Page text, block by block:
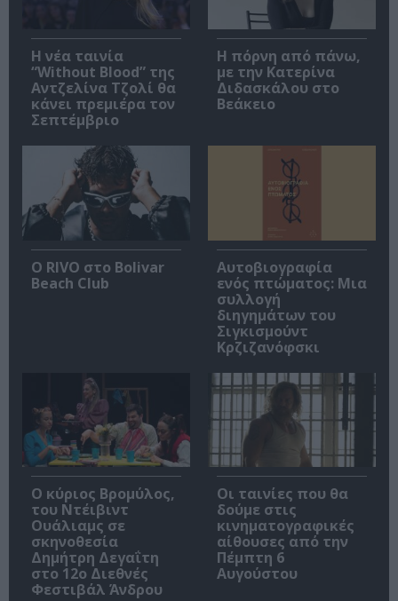
Η νέα ταινία
“Without Blood” της
Αντζελίνα Τζολί θα
κάνει πρεμιέρα τον
Σεπτέμβριο
Η πόρνη από πάνω,
με την Κατερίνα
Διδασκάλου στο
Βεάκειο
Ο RIVO στο Bolivar
Beach Club
Αυτοβιογραφία
ενός πτώματος: Μια
συλλογή
διηγημάτων του
Σιγκισμούντ
Κρζιζανόφσκι
O κύριος Βρομύλος,
του Ντέιβιντ
Ουάλιαμς σε
σκηνοθεσία
Δημήτρη Δεγαΐτη
στο 12ο Διεθνές
Φεστιβάλ Άνδρου
Οι ταινίες που θα
δούμε στις
κινηματογραφικές
αίθουσες από την
Πέμπτη 6
Αυγούστου